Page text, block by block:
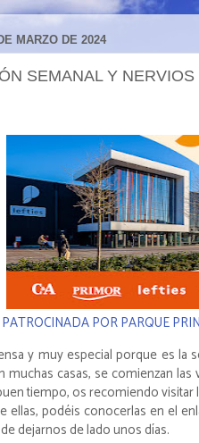
MARZO DE 2024
SEMANAL Y
POR PARQUE
y muy especial porque es la
muchas casas, se comienzan
tiempo, os recomiendo visitar
ellas, podéis conocerlas en el
dejarnos de lado unos días.